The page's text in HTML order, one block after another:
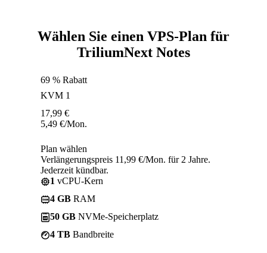
Wählen Sie einen VPS-Plan für
TriliumNext Notes
69 % Rabatt
KVM 1
17,99 €
5,49 €/Mon.
Plan wählen
Verlängerungspreis 11,99 €/Mon. für 2 Jahre.
Jederzeit kündbar.
1 vCPU-Kern
4 GB RAM
50 GB NVMe-Speicherplatz
4 TB Bandbreite